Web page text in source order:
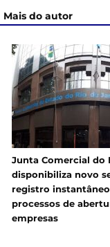
Mais do autor
Junta Comercial do
disponibiliza novo
registro
processos de
empresas